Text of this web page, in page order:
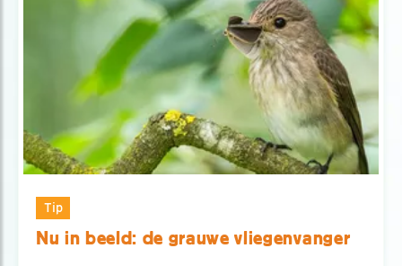
Tip
Nu in beeld: de grauwe vliegenvanger